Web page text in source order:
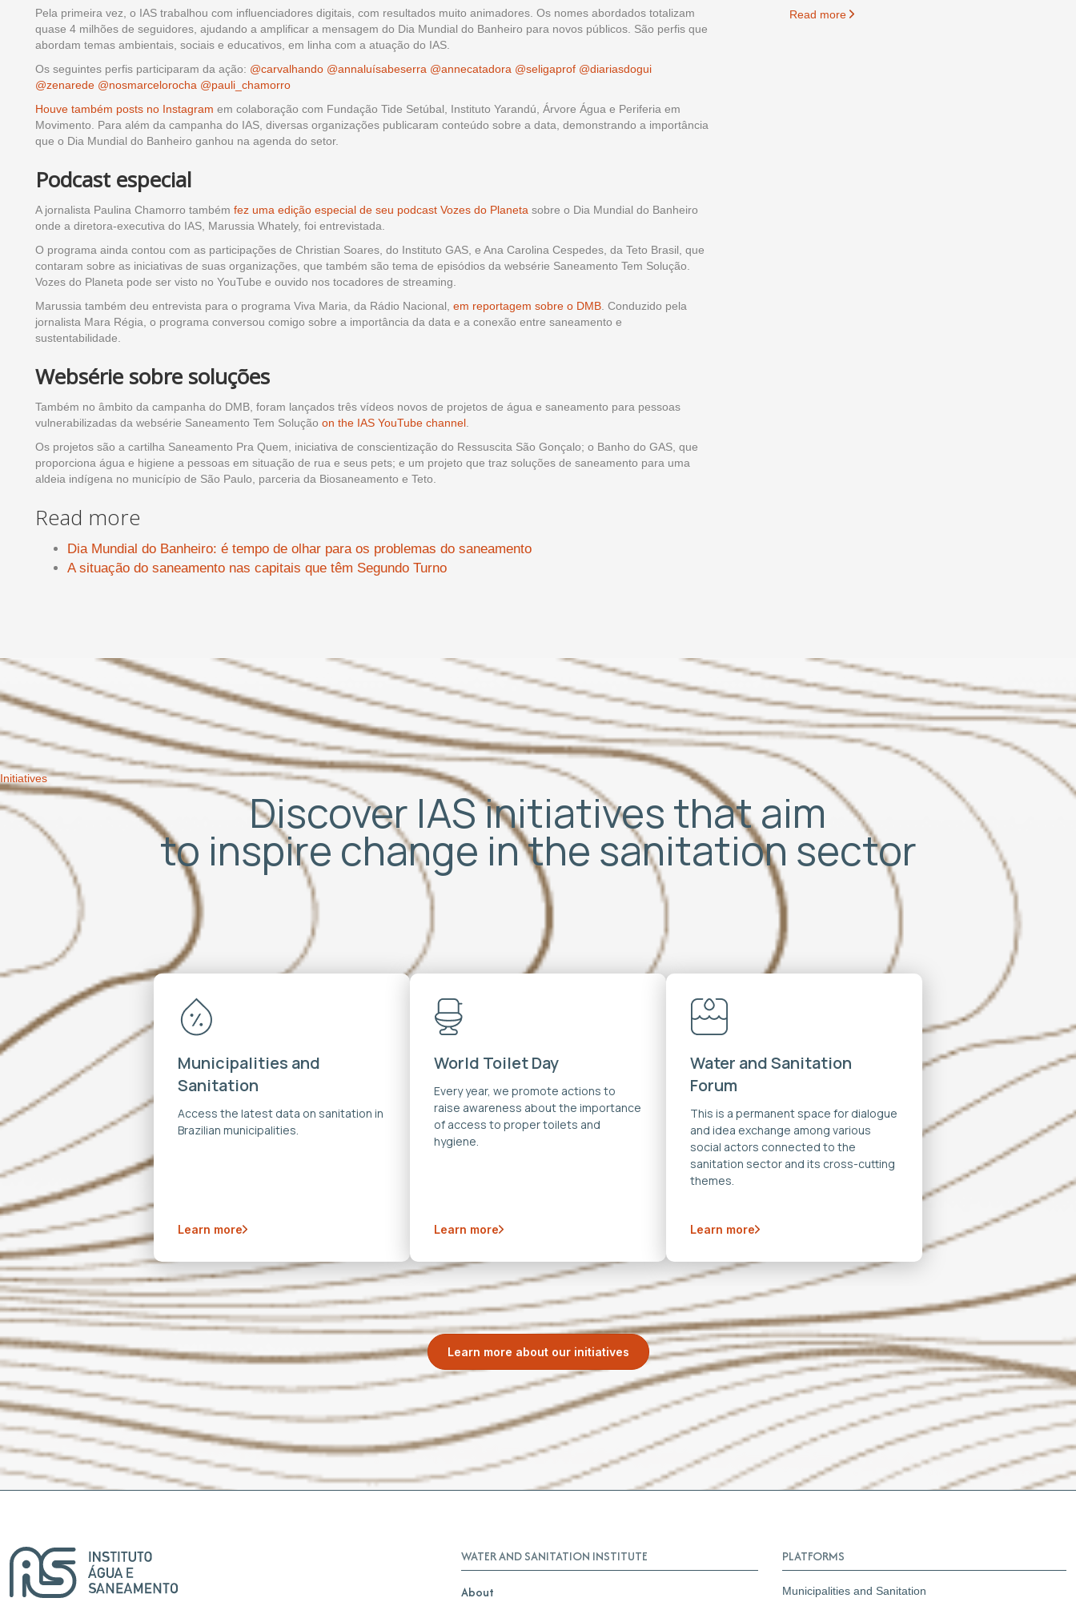
Pela primeira vez, o IAS trabalhou com influenciadores digitais, com resultados muito animadores. Os nomes abordados totalizam
quase 4 milhões de seguidores, ajudando a amplificar a mensagem do Dia Mundial do Banheiro para novos públicos. São perfis que
abordam temas ambientais, sociais e educativos, em linha com a atuação do IAS.
Os seguintes perfis participaram da ação: @carvalhando @annaluísabeserra @annecatadora @seligaprof @diariasdogui
@zenarede @nosmarcelorocha @pauli_chamorro
Houve também posts no Instagram em colaboração com Fundação Tide Setúbal, Instituto Yarandú, Árvore Água e Periferia em
Movimento. Para além da campanha do IAS, diversas organizações publicaram conteúdo sobre a data, demonstrando a importância
que o Dia Mundial do Banheiro ganhou na agenda do setor.
Podcast especial
A jornalista Paulina Chamorro também fez uma edição especial de seu podcast Vozes do Planeta sobre o Dia Mundial do Banheiro
onde a diretora-executiva do IAS, Marussia Whately, foi entrevistada.
O programa ainda contou com as participações de Christian Soares, do Instituto GAS, e Ana Carolina Cespedes, da Teto Brasil, que
contaram sobre as iniciativas de suas organizações, que também são tema de episódios da websérie Saneamento Tem Solução.
Vozes do Planeta pode ser visto no YouTube e ouvido nos tocadores de streaming.
Marussia também deu entrevista para o programa Viva Maria, da Rádio Nacional, em reportagem sobre o DMB . Conduzido pela
jornalista Mara Régia, o programa conversou comigo sobre a importância da data e a conexão entre saneamento e
sustentabilidade.
Websérie sobre soluções
Também no âmbito da campanha do DMB, foram lançados três vídeos novos de projetos de água e saneamento para pessoas
vulnerabilizadas da websérie Saneamento Tem Solução on the IAS YouTube channel
Os projetos são a cartilha Saneamento Pra Quem, iniciativa de conscientização do Ressuscita São Gonçalo; o Banho do GAS, que
proporciona água e higiene a pessoas em situação de rua e seus pets; e um projeto que traz soluções de saneamento para uma
aldeia indígena no município de São Paulo, parceria da Biosaneamento e Teto.
Read more
Dia Mundial do Banheiro: é tempo de olhar para os problemas do saneamento
A situação do saneamento nas capitais que têm Segundo Turno
Read more
Initiatives
Discover IAS initiatives that aim
to inspire change in the sanitation sector
Municipalities and
Sanitation
Access the latest data on sanitation in
Brazilian municipalities.
Learn more
World Toilet Day
Every year, we promote actions to
raise awareness about the importance
of access to proper toilets and
hygiene.
Learn more
Water and Sanitation
Forum
This is a permanent space for dialogue
and idea exchange among various
social actors connected to the
sanitation sector and its cross-cutting
themes.
Learn more
Learn more about our initiatives
WATER AND SANITATION INSTITUTE
About
PLATFORMS
Municipalities and Sanitation